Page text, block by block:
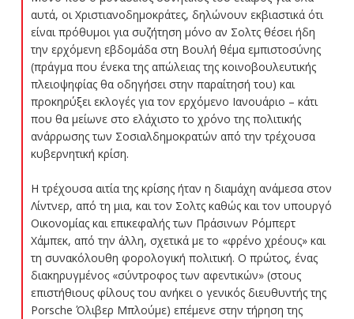
αυτά, οι Χριστιανοδημοκράτες, δηλώνουν εκβιαστικά ότι
είναι πρόθυμοι για συζήτηση μόνο αν Σολτς θέσει ήδη
την ερχόμενη εβδομάδα στη Βουλή θέμα εμπιστοσύνης
(πράγμα που ένεκα της απώλειας της κοινοβουλευτικής
πλειοψηφίας θα οδηγήσει στην παραίτησή του) και
προκηρύξει εκλογές για τον ερχόμενο Ιανουάριο – κάτι
που θα μείωνε στο ελάχιστο το χρόνο της πολιτικής
ανάρρωσης των Σοσιαλδημοκρατών από την τρέχουσα
κυβερνητική κρίση.
Η τρέχουσα αιτία της κρίσης ήταν η διαμάχη ανάμεσα στον
Λίντνερ, από τη μια, και τον Σολτς καθώς και τον υπουργό
Οικονομίας και επικεφαλής των Πράσινων Ρόμπερτ
Χάμπεκ, από την άλλη, σχετικά με το «φρένο χρέους» και
τη συνακόλουθη φορολογική πολιτική. Ο πρώτος, ένας
διακηρυγμένος «σύντροφος των αφεντικών» (στους
επιστήθιους φίλους του ανήκει ο γενικός διευθυντής της
Porsche Όλιβερ Μπλούμε) επέμενε στην τήρηση της